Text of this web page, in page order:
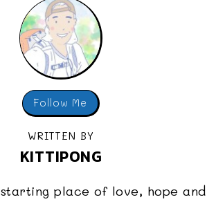
Follow Me
WRITTEN BY
KITTIPONG
starting place of love, hope and